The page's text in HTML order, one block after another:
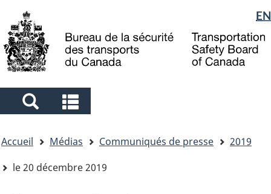
to
main
to
"About
government"
à
la
Sélection
de
la
langue
EN
Search
and
menus
and
menus
êtes
ici
Accueil Médias Communiqués de presse
2019
le 20 décembre 2019